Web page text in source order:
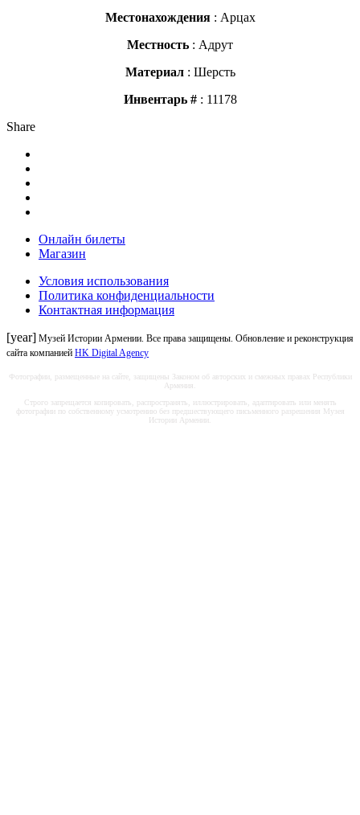
Местонахождения: Арцах
Местность : Адрут
Материал: Шерсть
Инвентарь #: 11178
Share
Онлайн билеты
Магазин
Условия использования
Политика конфиденциальности
Контактная информация
[year] Музей Истории Армении. Все права защищены. Обновление и реконструкция
сайта компанией HK Digital Agency
Фотографии, размещенные на сайте, защищены Законом об авторских и смежных правах Республики
Армения.
Строго запрещается копировать, распространять, иллюстрировать, адаптировать или менять
фотографии по собственному усмотрению без предшествующего письменного разрешения Музея
Истории Армении.